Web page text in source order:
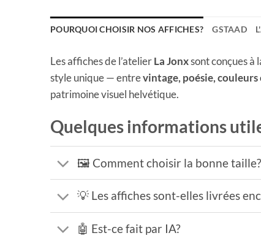
POURQUOI CHOISIR NOS AFFICHES? GSTAAD
Les affiches de l’atelierLa Jonxsont conçues à
style unique — entrevintage, poésie,
patrimoine visuel helvétique.
Quelques informations
🖼️ Comment choisir la bonne taille?
💡 Les affiches sont-elles livrées
🤖 Est-ce fait par IA?